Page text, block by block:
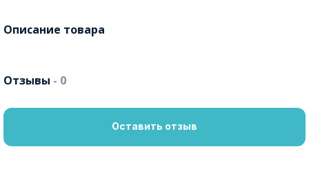
Описание товара
Отзывы - 0
Оставить отзыв